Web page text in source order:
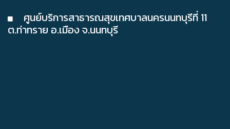
ศูนย์บริการสาธารณสุขเทศบาลนครนนทบุรีที่ 11
ต.ท่าทราย อ.เมือง จ.นนทบุรี